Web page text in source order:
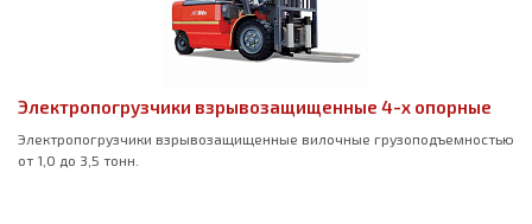
Электропогрузчики взрывозащищенные 4-х опорные
Электропогрузчики взрывозащищенные вилочные грузоподъемностью
от 1,0 до 3,5 тонн.